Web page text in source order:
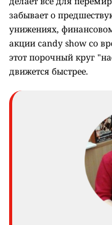
забывает о
унижениях,
акции candy show со
этот порочный круг
движется быстрее.